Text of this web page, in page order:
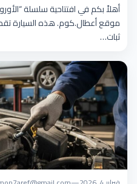
موقع أعطال.كوم. هذه السيارة
ثبات…